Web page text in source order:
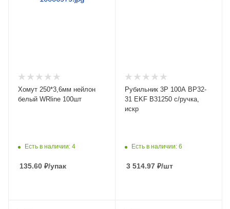
Хомут 250*3,6мм нейлон
белый WRline 100шт
Есть в наличии: 4
135.60 ₽/упак
Рубильник 3Р 100А ВР32-
31 EKF В31250 с/ручка,
искр
Есть в наличии: 6
3 514.97 ₽/шт